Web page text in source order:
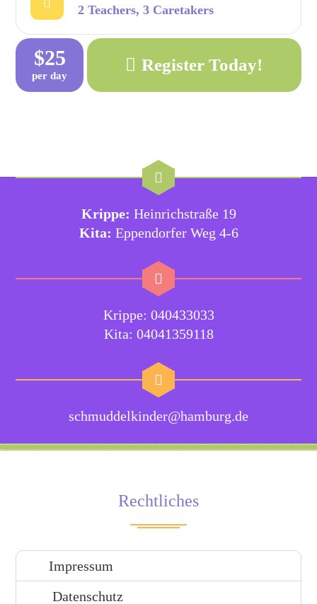
2 Teachers, 3 Caretakers
$25
per day
Register Today!
Krippe: Heinrichstraße 19
Kita: Eppendorfer Weg 4-6
Krippe: 040433033
Kita: 04041359118
schmuddelkinder@hamburg.de
Rechtliches
Impressum
Datenschutz